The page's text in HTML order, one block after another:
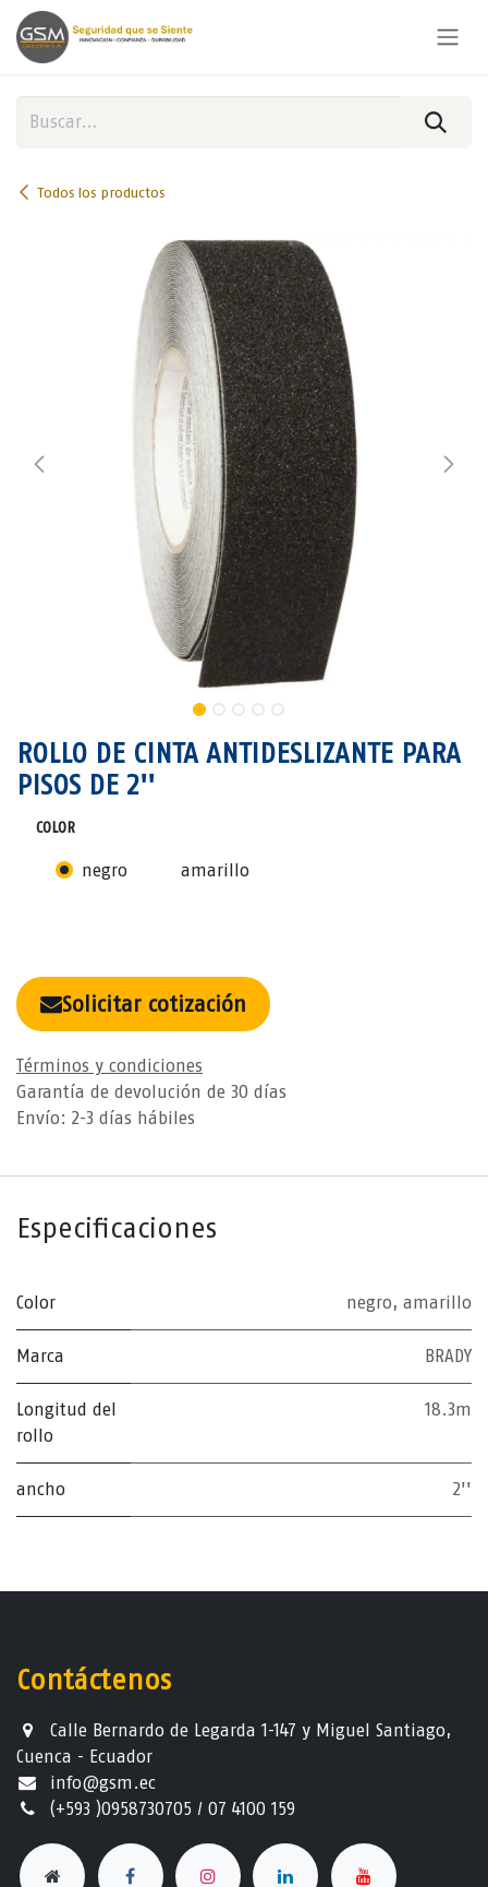
Ir al contenido
Todos los productos
ROLLO DE CINTA ANTIDESLIZANTE PARA
PISOS DE 2''
COLOR
negro amarillo
Solicitar cotización
Términos y condiciones
Garantía de devolución de 30 días
Envío: 2-3 días hábiles
Especificaciones
Color negro, amarillo
Marca BRADY
Longitud del
rollo
18.3m
ancho 2''
Contáctenos
Calle Bernardo de Legarda 1-147 y Miguel Santiago,
Cuenca - Ecuador
info@gsm.ec​
(+593 )0958730705 / 07 4100 159